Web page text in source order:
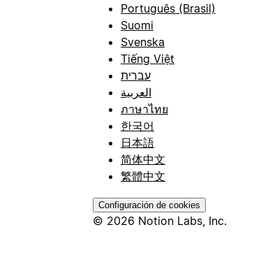
Português (Brasil)
Suomi
Svenska
Tiếng Việt
עברית
العربية
ภาษาไทย
한국어
日本語
简体中文
繁體中文
Configuración de cookies
© 2026 Notion Labs, Inc.